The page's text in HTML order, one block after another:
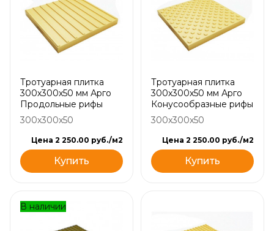
Тротуарная плитка
300х300х50 мм Арго
Продольные рифы
300x300x50
Цена 2 250.00 руб./м2
Купить
Тротуарная плитка
300х300х50 мм Арго
Конусообразные рифы
300x300x50
Цена 2 250.00 руб./м2
Купить
В наличии